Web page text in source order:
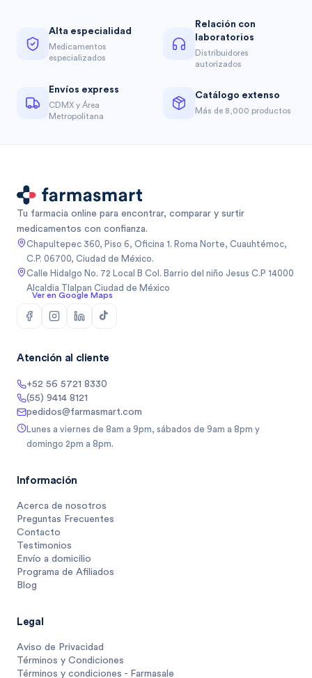
Alta especialidad
Medicamentos
especializados
Relación con
laboratorios
Distribuidores
autorizados
Envíos express
CDMX y Área
Metropolitana
Catálogo extenso
Más de 8,000 productos
Tu farmacia online para encontrar, comparar y surtir
medicamentos con confianza.
Chapultepec 360, Piso 6, Oficina 1. Roma Norte, Cuauhtémoc,
C.P. 06700, Ciudad de México.
Calle Hidalgo No. 72 Local B Col. Barrio del niño Jesus C.P 14000
Alcaldia Tlalpan Ciudad de México
Ver en Google Maps
Atención al cliente
+52 56 5721 8330
(55) 9414 8121
pedidos@farmasmart.com
Lunes a viernes de 8am a 9pm, sábados de 9am a 8pm y
domingo 2pm a 8pm.
Información
Acerca de nosotros
Preguntas Frecuentes
Contacto
Testimonios
Envío a domicilio
Programa de Afiliados
Blog
Legal
Aviso de Privacidad
Términos y Condiciones
Términos y condiciones - Farmasale